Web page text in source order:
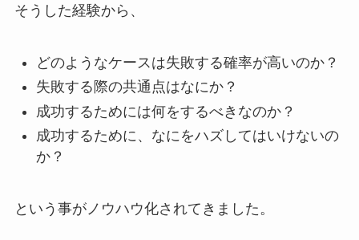
そうした経験から、
どのようなケースは失敗する確率が高いのか？
失敗する際の共通点はなにか？
成功するためには何をするべきなのか？
成功するために、なにをハズしてはいけないの
か？
という事がノウハウ化されてきました。